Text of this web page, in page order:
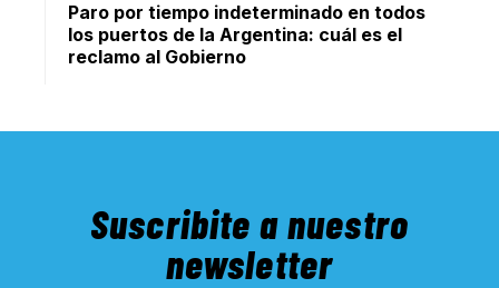
Paro por tiempo indeterminado en todos
los puertos de la Argentina: cuál es el
reclamo al Gobierno
Suscribite a nuestro
newsletter